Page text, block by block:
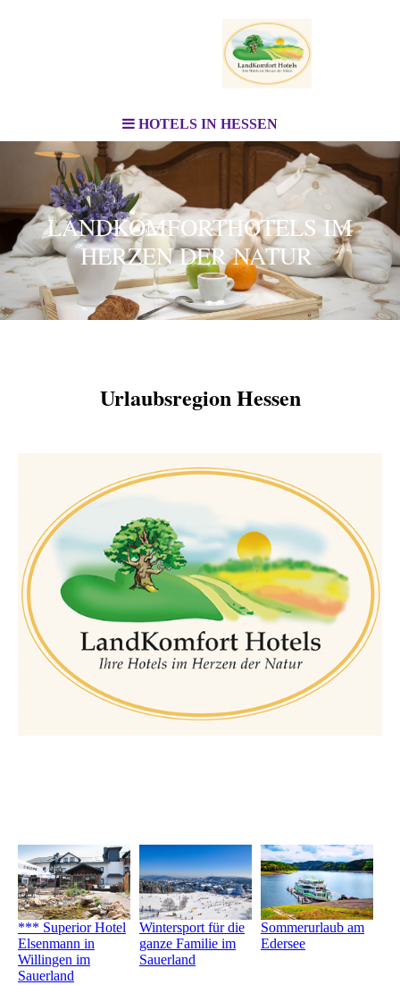
HOTELS IN HESSEN
LANDKOMFORTHOTELS IM
HERZEN DER NATUR
Urlaubsregion Hessen
*** Superior Hotel
Elsenmann in
Willingen im
Sauerland
Wintersport für die
ganze Familie im
Sauerland
Sommerurlaub am
Edersee